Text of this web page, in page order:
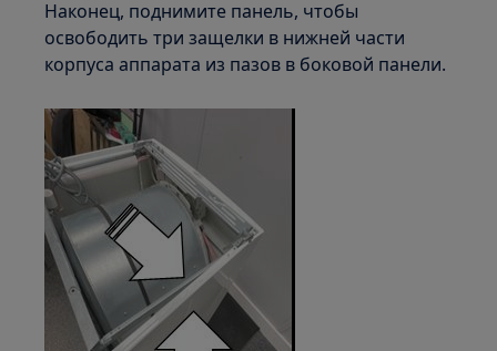
Наконец, поднимите панель, чтобы
освободить три защелки в нижней части
корпуса аппарата из пазов в боковой панели.